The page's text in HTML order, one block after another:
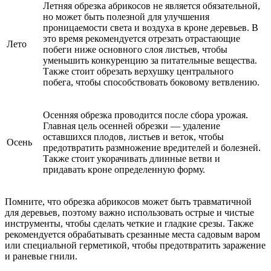
Лето
Летняя обрезка абрикосов не является обязательной,
но может быть полезной для улучшения
проницаемости света и воздуха в кроне деревьев. В
это время рекомендуется отрезать отрастающие
побеги ниже основного слоя листьев, чтобы
уменьшить конкуренцию за питательные вещества.
Также стоит обрезать верхушку центрального
побега, чтобы способствовать боковому ветвлению.
Осень
Осенняя обрезка проводится после сбора урожая.
Главная цель осенней обрезки — удаление
оставшихся плодов, листьев и веток, чтобы
предотвратить размножение вредителей и болезней.
Также стоит укорачивать длинные ветви и
придавать кроне определенную форму.
Помните, что обрезка абрикосов может быть травматичной
для деревьев, поэтому важно использовать острые и чистые
инструменты, чтобы сделать четкие и гладкие срезы. Также
рекомендуется обрабатывать срезанные места садовым варом
или специальной герметикой, чтобы предотвратить заражение
и раневые гнили.